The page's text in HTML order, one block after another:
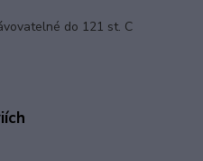
do 121 st. C